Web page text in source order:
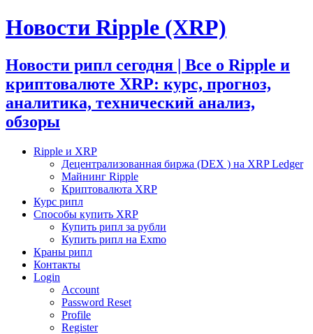
Новости Ripple (XRP)
Новости рипл сегодня | Все о Ripple и
криптовалюте XRP: курс, прогноз,
аналитика, технический анализ,
обзоры
Ripple и XRP
Децентрализованная биржа (DEX ) на XRP Ledger
Майнинг Ripple
Криптовалюта XRP
Курс рипл
Способы купить XRP
Купить рипл за рубли
Купить рипл на Exmo
Краны рипл
Контакты
Login
Account
Password Reset
Profile
Register